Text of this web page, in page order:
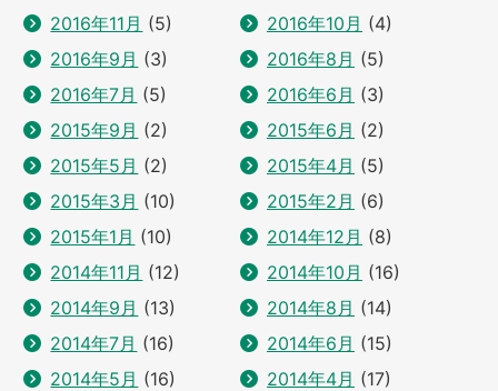
2016年11月 (5) 2016年10月 (4)
2016年9月 (3) 2016年8月 (5)
2016年7月 (5) 2016年6月 (3)
2015年9月 (2) 2015年6月 (2)
2015年5月 (2) 2015年4月 (5)
2015年3月 (10) 2015年2月 (6)
2015年1月 (10) 2014年12月 (8)
2014年11月 (12) 2014年10月 (16)
2014年9月 (13) 2014年8月 (14)
2014年7月 (16) 2014年6月 (15)
2014年5月 (16) 2014年4月 (17)